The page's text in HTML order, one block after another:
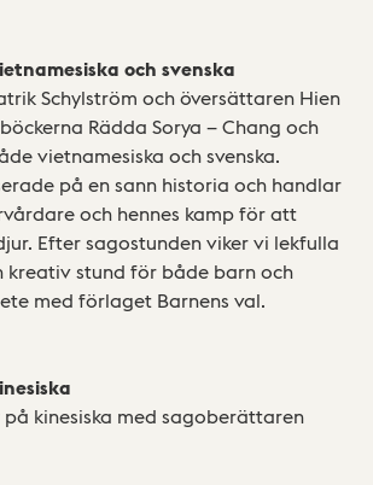
och svenska
Schylström och översättaren Hien
Rädda Sorya – Chang och
vietnamesiska och svenska.
på en sann historia och handlar
och hennes kamp för att
Efter sagostunden viker vi lekfulla
kreativ stund för både barn och
med förlaget Barnens val.
på kinesiska med sagoberättaren